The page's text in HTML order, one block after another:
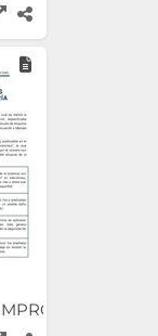
UICN y el